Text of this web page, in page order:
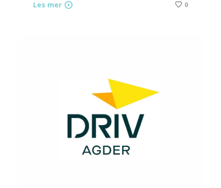
Les mer 0